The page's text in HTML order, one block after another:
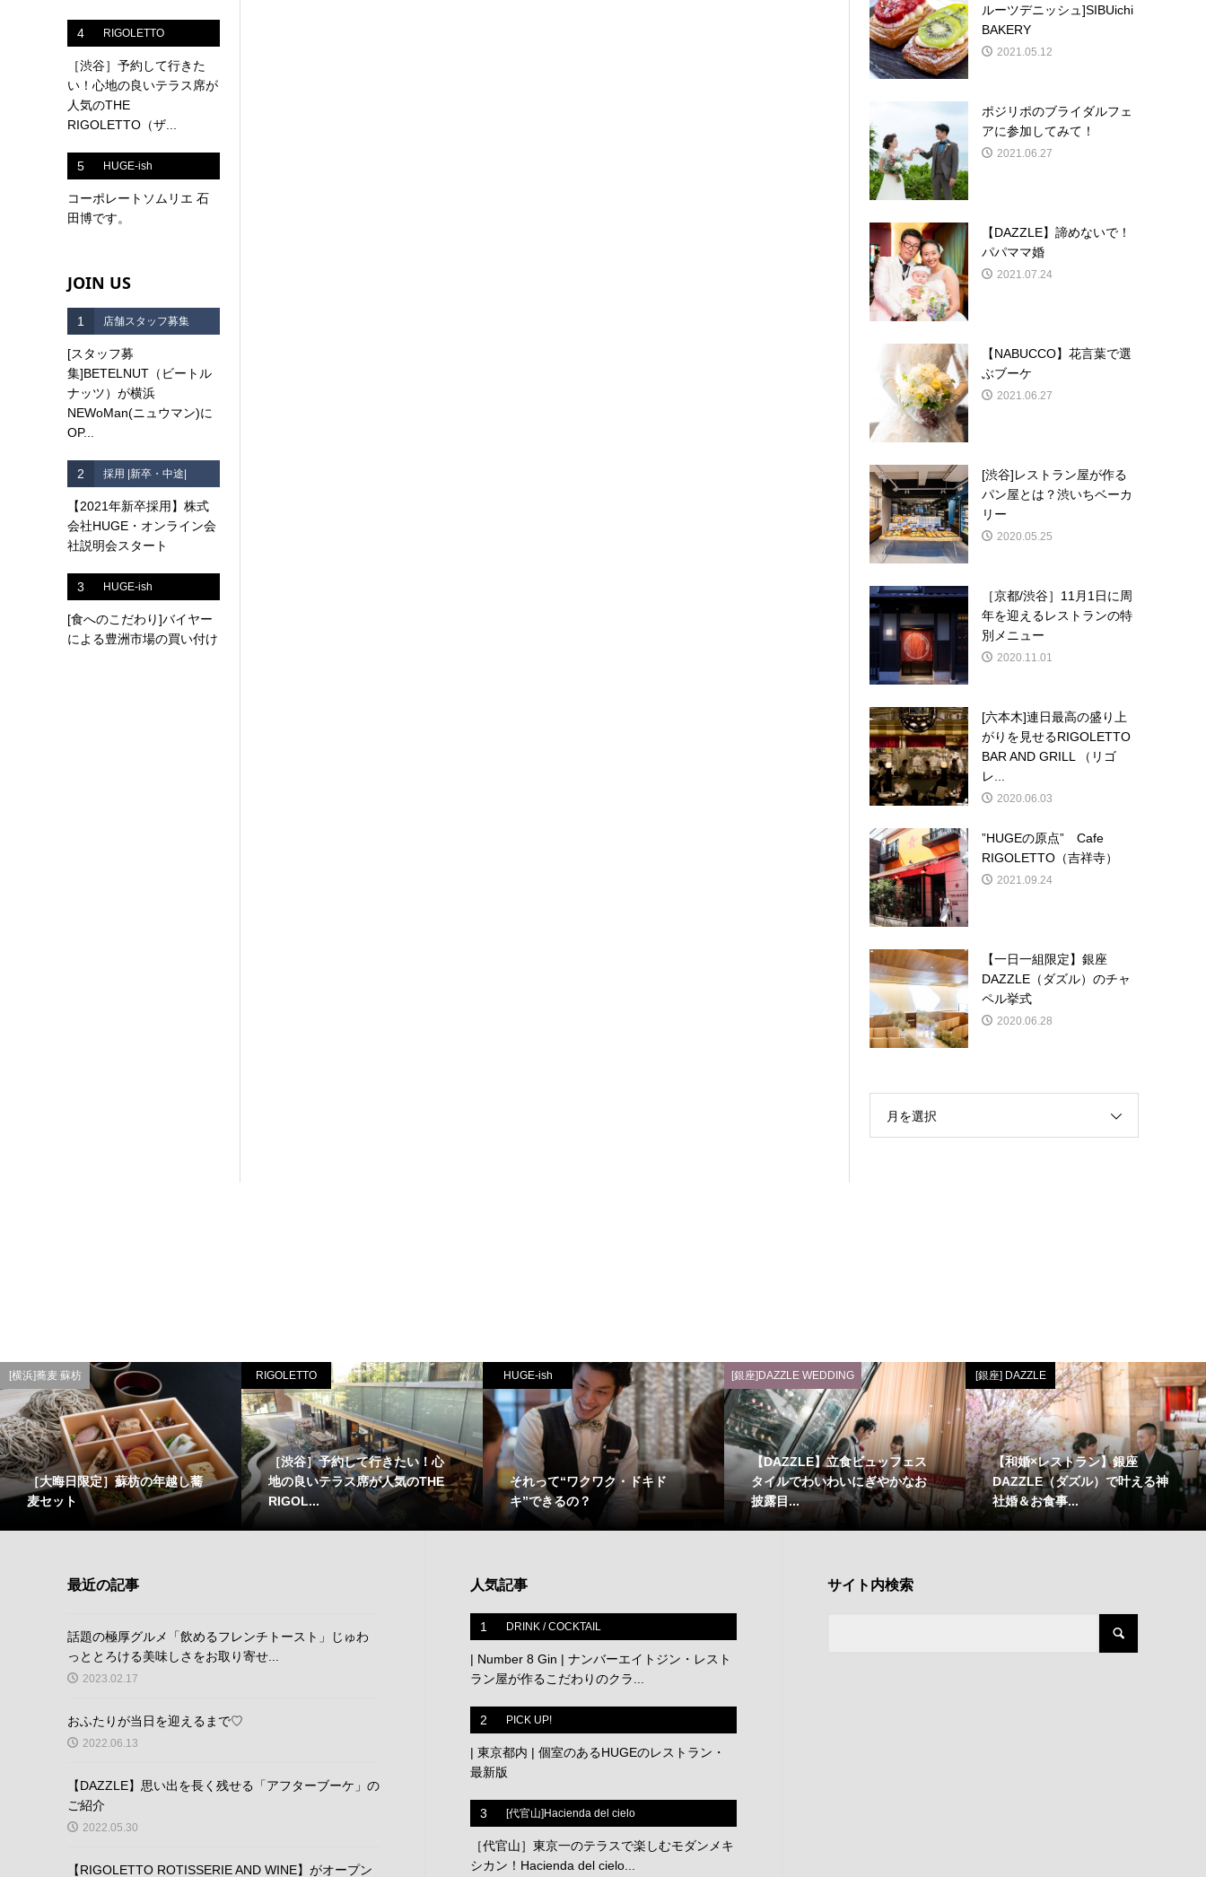
4 RIGOLETTO
［渋谷］予約して行きた
い！心地の良いテラス席が
人気のTHE
RIGOLETTO（ザ...
5 HUGE-ish
コーポレートソムリエ 石
田博です。
JOIN US
1 店舗スタッフ募集
[スタッフ募
集]BETELNUT（ビートル
ナッツ）が横浜
NEWoMan(ニュウマン)に
OP...
2 採用 |新卒・中途|
【2021年新卒採用】株式
会社HUGE・オンライン会
社説明会スタート
3 HUGE-ish
[食へのこだわり]バイヤー
による豊洲市場の買い付け
ルーツデニッシュ]SIBUichi
BAKERY
2021.05.12
ポジリポのブライダルフェ
アに参加してみて！
2021.06.27
【DAZZLE】諦めないで！
パパママ婚
2021.07.24
【NABUCCO】花言葉で選
ぶブーケ
2021.06.27
[渋谷]レストラン屋が作る
パン屋とは？渋いちベーカ
リー
2020.05.25
［京都/渋谷］11月1日に周
年を迎えるレストランの特
別メニュー
2020.11.01
[六本木]連日最高の盛り上
がりを見せるRIGOLETTO
BAR AND GRILL （リゴ
レ...
2020.06.03
”HUGEの原点” Cafe
RIGOLETTO（吉祥寺）
2021.09.24
【一日一組限定】銀座
DAZZLE（ダズル）のチャ
ペル挙式
2020.06.28
月を選択
[横浜]蕎麦 蘇枋
［大晦日限定］蘇枋の年越し蕎
麦セット
RIGOLETTO
［渋谷］予約して行きたい！心
地の良いテラス席が人気のTHE
RIGOL...
HUGE-ish
それって“ワクワク・ドキド
キ”できるの？
[銀座]DAZZLE WEDDING
【DAZZLE】立食ビュッフェス
タイルでわいわいにぎやかなお
披露目...
[銀座] DAZZLE
【和婚×レストラン】銀座
DAZZLE（ダズル）で叶える神
社婚＆お食事...
最近の記事
話題の極厚グルメ「飲めるフレンチトースト」じゅわ
っととろける美味しさをお取り寄せ...
2023.02.17
おふたりが当日を迎えるまで♡
2022.06.13
【DAZZLE】思い出を長く残せる「アフターブーケ」の
ご紹介
2022.05.30
【RIGOLETTO ROTISSERIE AND WINE】がオープン
人気記事
1 DRINK / COCKTAIL
| Number 8 Gin | ナンバーエイトジン・レスト
ラン屋が作るこだわりのクラ...
2 PICK UP!
| 東京都内 | 個室のあるHUGEのレストラン・
最新版
3 [代官山]Hacienda del cielo
［代官山］東京一のテラスで楽しむモダンメキ
シカン！Hacienda del cielo...
サイト内検索